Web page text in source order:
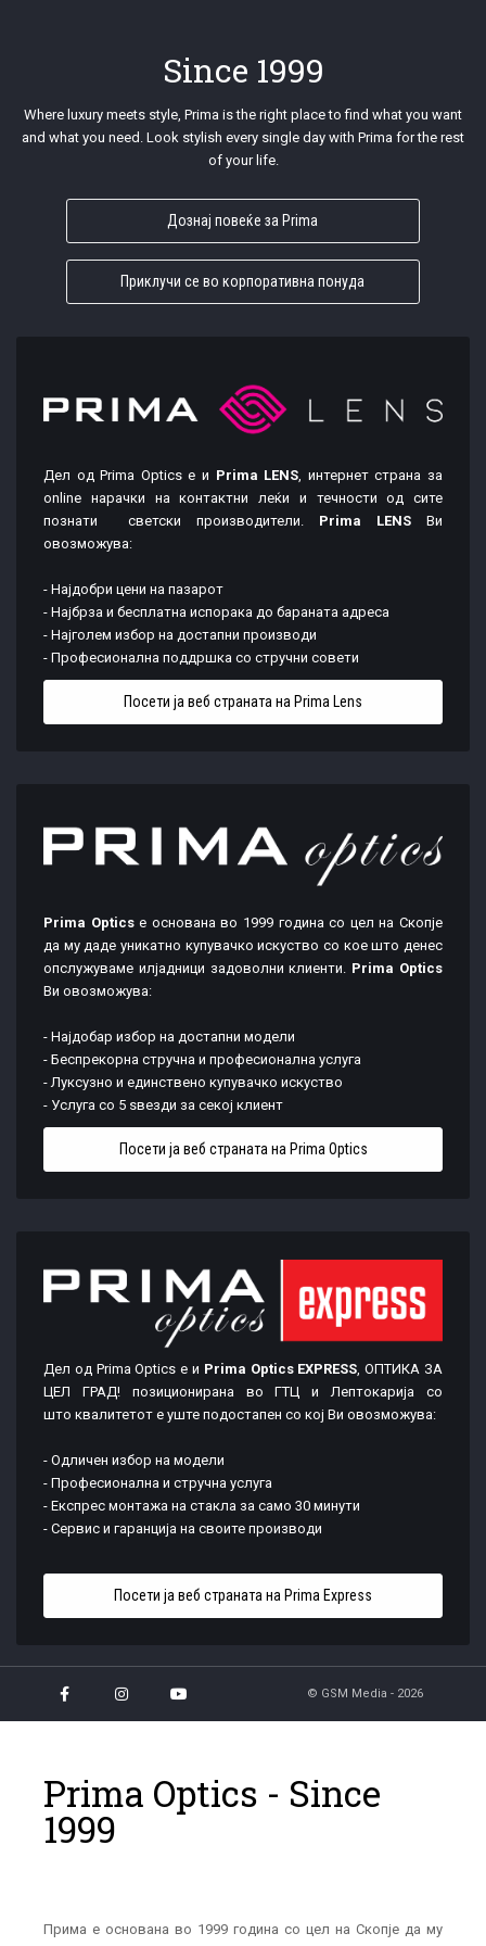
Since 1999
Where luxury meets style, Prima is the right place to find what you want
and what you need. Look stylish every single day with Prima for the rest
of your life.
Дознај повеќе за Prima
Приклучи се во корпоративна понуда
Дел од Prima Optics e и Prima LENS , интернет страна за
online нарачки на контактни леќи и течности од сите
познати светски производители. Prima LENS Ви
овозможува:
- Најдобри цени на пазарот
- Најбрза и бесплатна испорака до бараната адреса
- Најголем избор на достапни производи
- Професионална поддршка со стручни совети
Посети ја веб страната на Prima Lens
Prima Opticsе основана во 1999 година со цел на Скопје
да му даде уникатно купувачко искуство со кое што денес
опслужуваме илјадници задоволни клиенти. Prima Optics
Ви овозможува:
- Најдобар избор на достапни модели
- Беспрекорна стручна и професионална услуга
- Луксузно и единствено купувачко искуство
- Услуга со 5 ѕвезди за секој клиент
Посети ја веб страната на Prima Optics
Дел од Prima Optics е и Prima Optics EXPRESS, ОПТИКА ЗА
ЦЕЛ ГРАД! позиционирана во ГТЦ и Лептокарија со
што квалитетот е уште подостапен со кој Ви овозможува:
- Одличен избор на модели
- Професионална и стручна услуга
- Експрес монтажа на стакла за само 30 минути
- Сервис и гаранција на своите производи
Посети ја веб страната на Prima Express
© GSM Media - 2026
Prima Optics - Since
1999
Прима е основана во 1999 година со цел на Скопје да му
ексклузивни
Потврди